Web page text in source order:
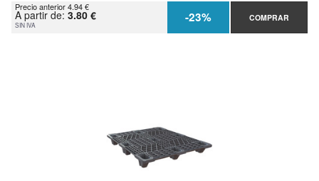
Precio anterior 4.94 €
A partir de: 3.80 €
SIN IVA -23% COMPRAR